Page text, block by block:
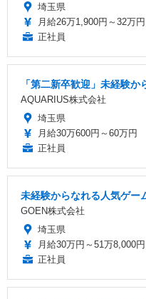
埼玉県
月給26万1,900円～32万円
正社員
「第二新卒歓迎」未経験
AQUARIUS株式会社
埼玉県
月給30万600円～60万円
正社員
未経験からなれる人気ゲー
GOEN株式会社
埼玉県
月給30万円～51万8,000円
正社員